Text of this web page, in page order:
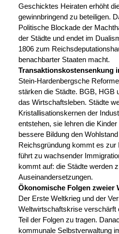
Geschicktes Heiraten erhöht
gewinnbringend zu beteiligen.
Politische Blockade der
der Städte und endet im
1806 zum
benachbarter Staaten macht.
Transaktionskostensenkung
Stein-Hardenbergsche
stärken die Städte. BGB, HGB
das Wirtschaftsleben. Städte
Kristallisationskernen der
entstehen, sie lehren die Kinder
bessere Bildung den
Reichsgründung kommt es
führt zu wachsender
kommt auf: die Städte werden
Auseinandersetzungen.
Ökonomische Folgen zweier
Der Erste Weltkrieg und der
Weltwirtschaftskrise verschärft
Teil der Folgen zu tragen.
kommunale Selbstverwaltung